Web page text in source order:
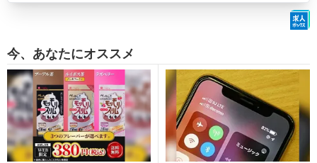
今、あなたにオススメ